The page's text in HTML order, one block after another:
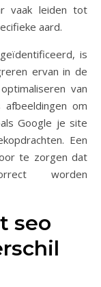
vaak leiden tot
aard.
is
ervan in de
van
afbeeldingen om
Google je site
Een
te zorgen dat
worden
seo